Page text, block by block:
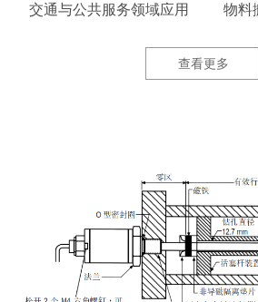
交通与公共服务领域应用
物料
查看更多